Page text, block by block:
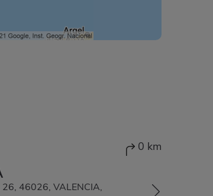
0 km
26, 46026, VALENCIA,